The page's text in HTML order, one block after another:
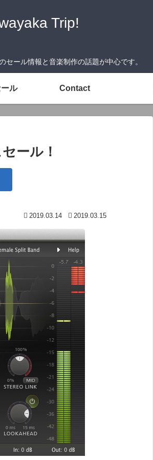
Trip!
セール情報と音楽制作の話題が中心です。
ル Contact
ール！
2019.03.14 2019.03.15